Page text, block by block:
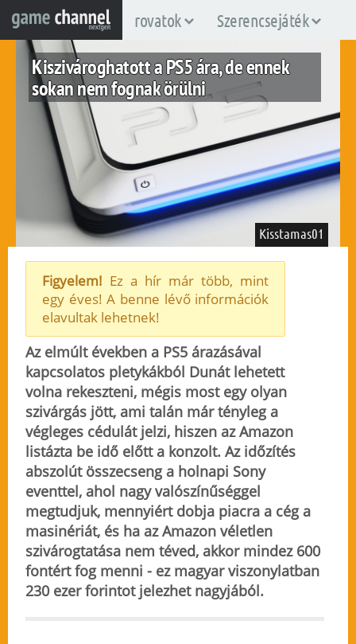
rovatok Szerencsejáték
Kiszivároghatott a PS5 ára, de ennek
sokan nem fognak örülni
ps5
Kisstamas01
Figyelem! Ez a hír már több, mint
egy éves! A benne lévő információk
elavultak lehetnek!
Az elmúlt években a PS5 árazásával
kapcsolatos pletykákból Dunát lehetett
volna rekeszteni, mégis most egy olyan
szivárgás jött, ami talán már tényleg a
végleges cédulát jelzi, hiszen az Amazon
listázta be idő előtt a konzolt. Az időzítés
abszolút összecseng a holnapi Sony
eventtel, ahol nagy valószínűséggel
megtudjuk, mennyiért dobja piacra a cég a
masinériát, és ha az Amazon véletlen
szivárogtatása nem téved, akkor mindez 600
fontért fog menni - ez magyar viszonylatban
230 ezer forintot jelezhet nagyjából.